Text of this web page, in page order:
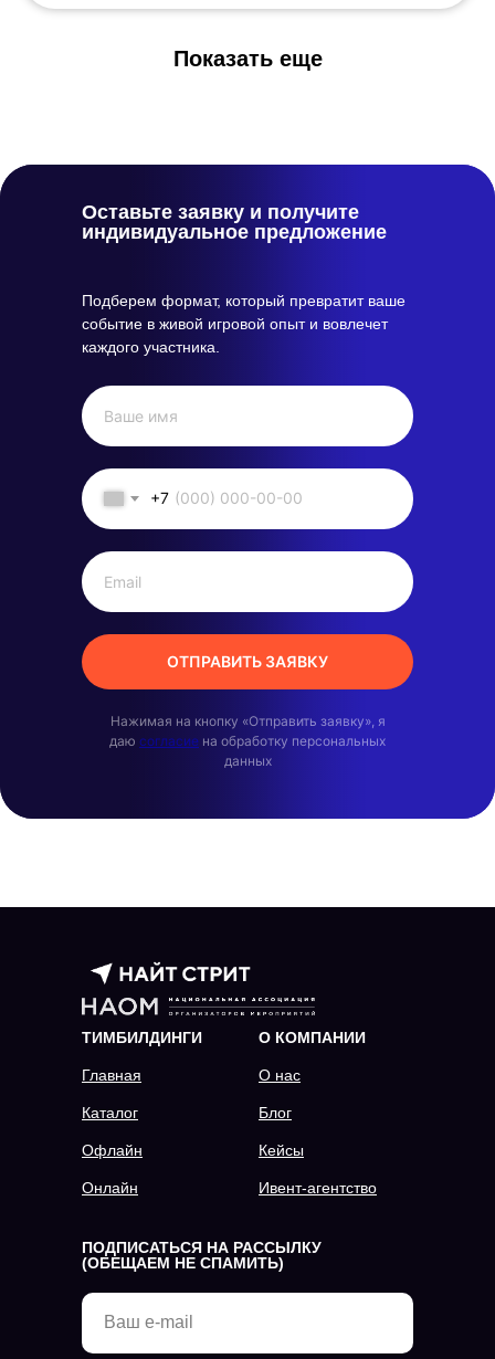
Показать еще
Оставьте заявку и получите
индивидуальное предложение
Подберем формат, который превратит ваше
событие в живой игровой опыт и вовлечет
каждого участника.
+7
ОТПРАВИТЬ ЗАЯВКУ
Нажимая на кнопку «Отправить заявку», я
даю согласие на обработку персональных
данных
ТИМБИЛДИНГИ
Главная
Каталог
Офлайн
Онлайн
О КОМПАНИИ
О нас
Блог
Кейсы
Ивент-агентство
ПОДПИСАТЬСЯ НА РАССЫЛКУ
(ОБЕЩАЕМ НЕ СПАМИТЬ)